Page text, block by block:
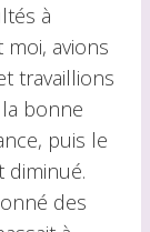
à
moi, avions
travaillions
bonne
puis le
diminué.
des